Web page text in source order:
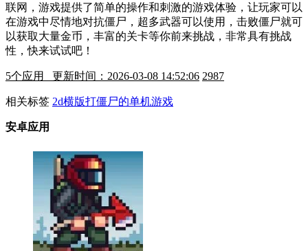
联网，游戏提供了简单的操作和刺激的游戏体验，让玩家可以
在游戏中尽情地对抗僵尸，超多武器可以使用，击败僵尸就可
以获取大量金币，丰富的关卡等你前来挑战，非常具有挑战
性，快来试试吧！
5个应用 更新时间：2026-03-08 14:52:06 2987
相关标签 2d横版打僵尸的单机游戏
安卓应用